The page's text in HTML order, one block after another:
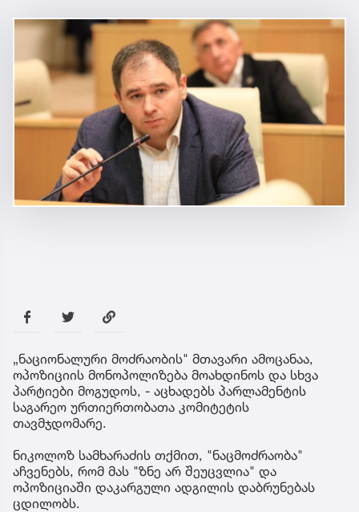
„ნაციონალური მოძრაობის" მთავარი ამოცანაა,
ოპოზიციის მონოპოლიზება მოახდინოს და სხვა
პარტიები მოგუდოს, - აცხადებს პარლამენტის
საგარეო ურთიერთობათა კომიტეტის
თავმჯდომარე.
ნიკოლოზ სამხარაძის თქმით, "ნაცმოძრაობა"
აჩვენებს, რომ მას "ზნე არ შეუცვლია" და
ოპოზიციაში დაკარგული ადგილის დაბრუნებას
ცდილობს.